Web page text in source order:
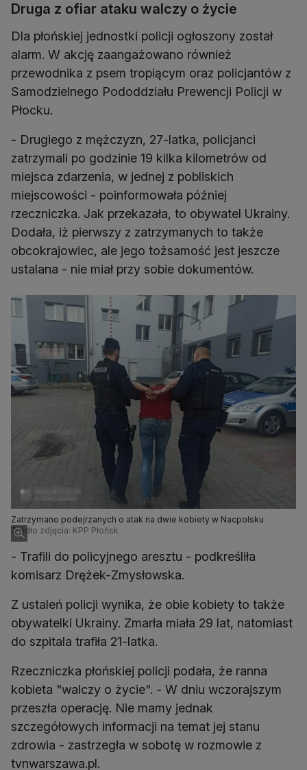
Druga z ofiar ataku walczy o życie
Dla płońskiej jednostki policji ogłoszony został
alarm. W akcję zaangażowano również
przewodnika z psem tropiącym oraz policjantów z
Samodzielnego Pododdziału Prewencji Policji w
Płocku.
- Drugiego z mężczyzn, 27-latka, policjanci
zatrzymali po godzinie 19 kilka kilometrów od
miejsca zdarzenia, w jednej z pobliskich
miejscowości - poinformowała później
rzeczniczka. Jak przekazała, to obywatel Ukrainy.
Dodała, iż pierwszy z zatrzymanych to także
obcokrajowiec, ale jego tożsamość jest jeszcze
ustalana - nie miał przy sobie dokumentów.
Zatrzymano podejrzanych o atak na dwie kobiety w Nacpolsku
Źródło zdjęcia: KPP Płońsk
- Trafili do policyjnego aresztu - podkreśliła
komisarz Drężek-Zmysłowska.
Z ustaleń policji wynika, że obie kobiety to także
obywatelki Ukrainy. Zmarła miała 29 lat, natomiast
do szpitala trafiła 21-latka.
Rzeczniczka płońskiej policji podała, że ranna
kobieta "walczy o życie". - W dniu wczorajszym
przeszła operację. Nie mamy jednak
szczegółowych informacji na temat jej stanu
zdrowia - zastrzegła w sobotę w rozmowie z
tvnwarszawa.pl.